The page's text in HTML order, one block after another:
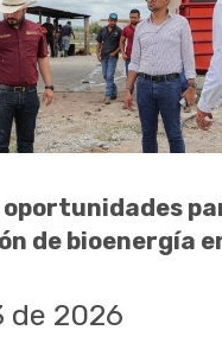
oportunidades
de bioenergía
de 2026